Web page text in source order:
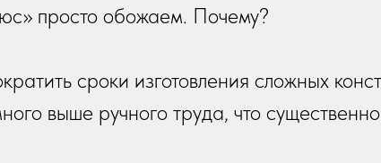
просто обожаем. Почему?
сроки изготовления сложных
выше ручного труда, что